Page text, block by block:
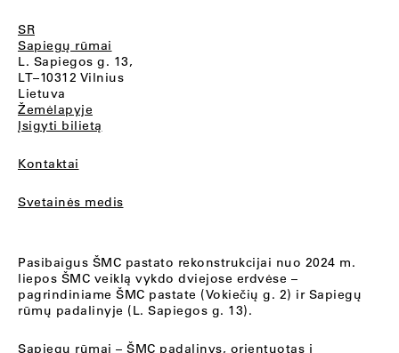
SR
Sapiegų rūmai
L. Sapiegos g. 13,
LT–10312 Vilnius
Lietuva
Žemėlapyje
Įsigyti bilietą
Kontaktai
Svetainės medis
Pasibaigus ŠMC pastato rekonstrukcijai nuo 2024 m.
liepos ŠMC veiklą vykdo dviejose erdvėse –
pagrindiniame ŠMC pastate (Vokiečių g. 2) ir Sapiegų
rūmų padalinyje (L. Sapiegos g. 13).
Sapiegų rūmai – ŠMC padalinys, orientuotas į